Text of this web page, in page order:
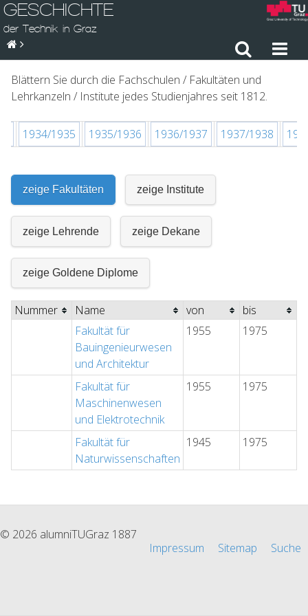
GESCHICHTE
der Technik in Graz
Blättern Sie durch die Fachschulen / Fakultäten und
Lehrkanzeln / Institute jedes Studienjahres seit 1812.
1934/1935 1935/1936 1936/1937 1937/1938
zeige Fakultäten zeige Institute
zeige Lehrende zeige Dekane
zeige Goldene Diplome
Nummer Name von
bis
Fakultät für
Bauingenieurwesen
und Architektur
1955 1975
Fakultät für
Maschinenwesen
und Elektrotechnik
1955 1975
Fakultät für
Naturwissenschaften
1945 1975
© 2026 alumniTUGraz 1887
Impressum
Sitemap Suche